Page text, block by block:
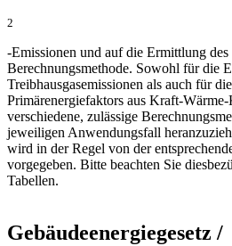
2
-Emissionen und auf die Ermittlung
Berechnungsmethode. Sowohl für die
Treibhausgasemissionen als auch für
Primärenergiefaktors aus Kraft-
verschiedene, zulässige
jeweiligen Anwendungsfall
wird in der Regel von der
vorgegeben. Bitte beachten Sie
Tabellen.
Gebäude­energie­gesetz /